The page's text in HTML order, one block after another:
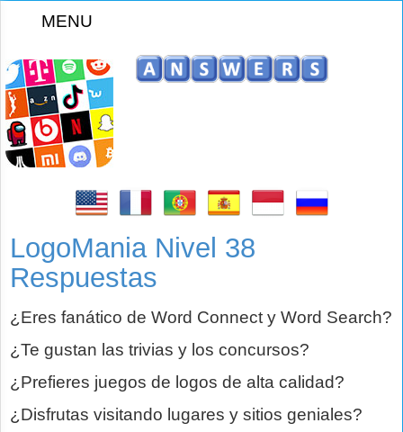
MENU
LogoMania Nivel 38
Respuestas
¿Eres fanático de Word Connect y Word Search?
¿Te gustan las trivias y los concursos?
¿Prefieres juegos de logos de alta calidad?
¿Disfrutas visitando lugares y sitios geniales?